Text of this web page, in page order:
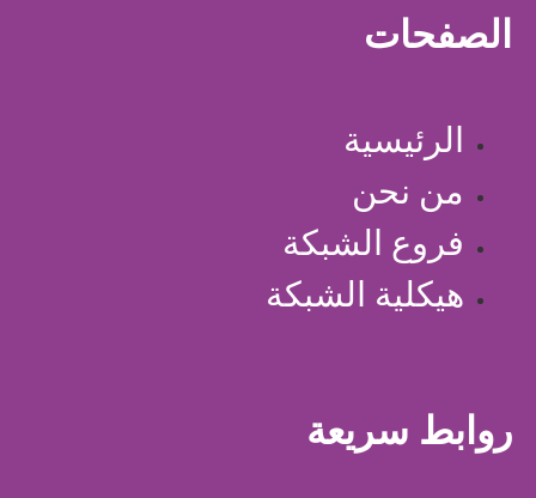
الصفحات
الرئيسية
من نحن
فروع الشبكة
هيكلية الشبكة
روابط سريعة